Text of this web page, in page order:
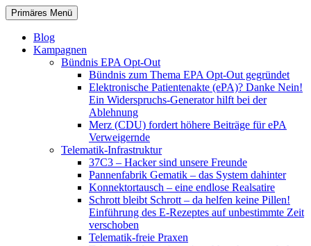
Zum
Inhalt
springen
patientenrechte-datenschutz.de
Suchen
Primäres Menü
Blog
Kampagnen
Bündnis EPA Opt-Out
Bündnis zum Thema EPA Opt-Out gegründet
Elektronische Patientenakte (ePA)? Danke Nein!
Ein Widerspruchs-Generator hilft bei der
Ablehnung
Merz (CDU) fordert höhere Beiträge für ePA
Verweigernde
Telematik-Infrastruktur
37C3 – Hacker sind unsere Freunde
Pannenfabrik Gematik – das System dahinter
Konnektortausch – eine endlose Realsatire
Schrott bleibt Schrott – da helfen keine Pillen!
Einführung des E-Rezeptes auf unbestimmte Zeit
verschoben
Telematik-freie Praxen